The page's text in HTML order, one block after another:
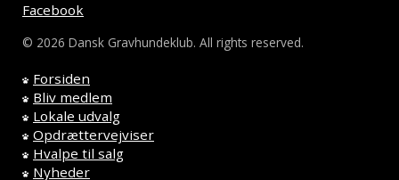
Facebook
© 2026 Dansk Gravhundeklub. All rights reserved.
Forsiden
Bliv medlem
Lokale udvalg
Opdrættervejviser
Hvalpe til salg
Nyheder